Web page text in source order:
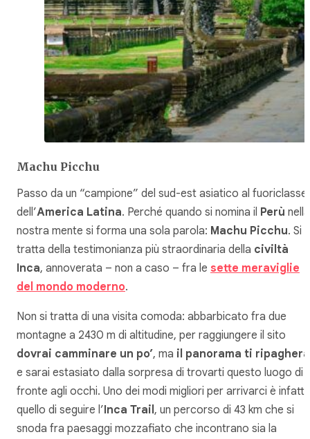
Machu Picchu
Passo da un “campione” del sud-est asiatico al fuoriclasse
dell’America Latina. Perché quando si nomina il Perù nella
nostra mente si forma una sola parola: Machu Picchu. Si
tratta della testimonianza più straordinaria della civiltà
Inca, annoverata – non a caso – fra le sette meraviglie
del mondo moderno.
Non si tratta di una visita comoda: abbarbicato fra due
montagne a 2430 m di altitudine, per raggiungere il sito
dovrai camminare un po’, ma il panorama ti ripagherà
e sarai estasiato dalla sorpresa di trovarti questo luogo di
fronte agli occhi. Uno dei modi migliori per arrivarci è infatti
quello di seguire l’Inca Trail , un percorso di 43 km che si
snoda fra paesaggi mozzafiato che incontrano sia la